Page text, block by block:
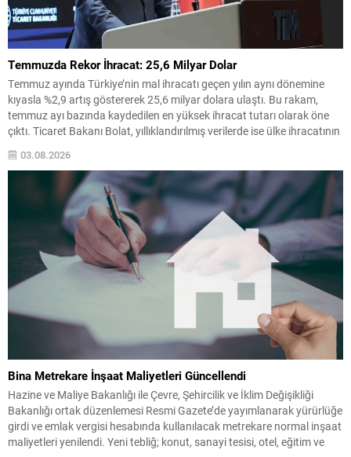
Temmuzda Rekor İhracat: 25,6 Milyar Dolar
Temmuz ayında Türkiye’nin mal ihracatı geçen yılın aynı dönemine
kıyasla %2,9 artış göstererek 25,6 milyar dolara ulaştı. Bu rakam,
temmuz ayı bazında kaydedilen en yüksek ihracat tutarı olarak öne
çıktı. Ticaret Bakanı Bolat, yıllıklandırılmış verilerde ise ülke ihracatının
ihracatına ulaştığını...
03.08.2026
Bina Metrekare İnşaat Maliyetleri Güncellendi
Hazine ve Maliye Bakanlığı ile Çevre, Şehircilik ve İklim Değişikliği
Bakanlığı ortak düzenlemesi Resmi Gazete’de yayımlanarak yürürlüğe
girdi ve emlak vergisi hesabında kullanılacak metrekare normal inşaat
maliyetleri yenilendi. Yeni tebliğ; konut, sanayi tesisi, otel, eğitim ve